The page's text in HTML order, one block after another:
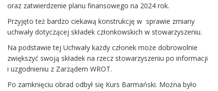
oraz zatwierdzenie planu finansowego na 2024 rok.
Przyjęto też bardzo ciekawą konstrukcję w sprawie zmiany
uchwały dotyczącej składek członkowskich w stowarzyszeniu.
Na podstawie tej Uchwały każdy członek może dobrowolnie
zwiększyć swoją składek na rzecz stowarzyszeniu po informacji
i uzgodnieniu z Zarządem WROT.
Po zamknięciu obrad odbył się Kurs Barmański. Można było